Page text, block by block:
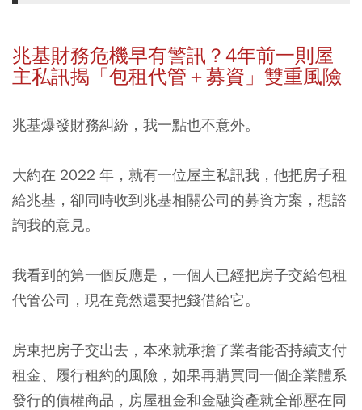
兆基財務危機早有警訊？4年前一則屋
主私訊揭「包租代管＋募資」雙重風險
兆基爆發財務糾紛，我一點也不意外。
大約在 2022 年，就有一位屋主私訊我，他把房子租
給兆基，卻同時收到兆基相關公司的募資方案，想諮
詢我的意見。
我看到的第一個反應是，一個人已經把房子交給包租
代管公司，現在竟然還要把錢借給它。
房東把房子交出去，本來就承擔了業者能否持續支付
租金、履行租約的風險，如果再購買同一個企業體系
發行的債權商品，房屋租金和金融資產就全部壓在同